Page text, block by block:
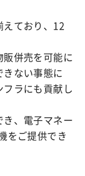
えており、12
併売を可能に
きない事態に
ラにも貢献し
き、電子マネー
をご提供でき